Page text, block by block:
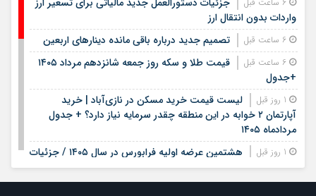
جزئیات دستورالعمل جدید مالیاتی برای تسعیر ارز
واردات بدون انتقال ارز
تصمیم جدید درباره باقی مانده دینارهای اربعین
قیمت طلا و سکه روز جمعه شانزدهم مرداد ۱۴۰۵
+جدول
لیست قیمت خرید مسکن در نازی‌آباد | خرید
آپارتمان ۲ خوابه در این منطقه چقدر سرمایه نیاز دارد؟ + جدول
مردادماه ۱۴۰۵
هشتمین عرضه اولیه فرابورس در سال ۱۴۰۵ / جزئیات
عرضه سهام اعلام شد